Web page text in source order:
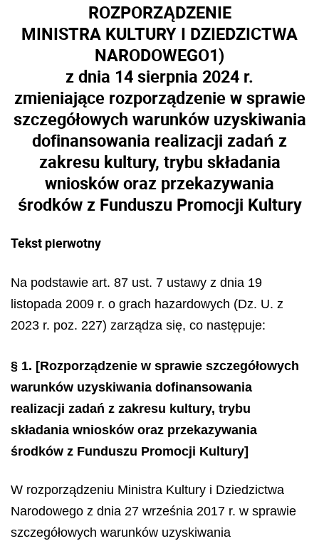
ROZPORZĄDZENIE
MINISTRA KULTURY I DZIEDZICTWA
NARODOWEGO1)
z dnia 14 sierpnia 2024 r.
zmieniające rozporządzenie w sprawie
szczegółowych warunków uzyskiwania
dofinansowania realizacji zadań z
zakresu kultury, trybu składania
wniosków oraz przekazywania
środków z Funduszu Promocji Kultury
Tekst pierwotny
Na podstawie art. 87 ust. 7 ustawy z dnia 19
listopada 2009 r. o grach hazardowych (Dz. U. z
2023 r. poz. 227) zarządza się, co następuje:
§ 1. [Rozporządzenie w sprawie szczegółowych
warunków uzyskiwania dofinansowania
realizacji zadań z zakresu kultury, trybu
składania wniosków oraz przekazywania
środków z Funduszu Promocji Kultury]
W rozporządzeniu Ministra Kultury i Dziedzictwa
Narodowego z dnia 27 września 2017 r. w sprawie
szczegółowych warunków uzyskiwania